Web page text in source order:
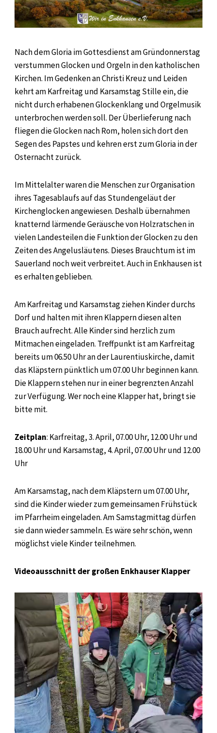
Nach dem Gloria im Gottesdienst am Gründonnerstag
verstummen Glocken und Orgeln in den katholischen
Kirchen. Im Gedenken an Christi Kreuz und Leiden
kehrt am Karfreitag und Karsamstag Stille ein, die
nicht durch erhabenen Glockenklang und Orgelmusik
unterbrochen werden soll. Der Überlieferung nach
fliegen die Glocken nach Rom, holen sich dort den
Segen des Papstes und kehren erst zum Gloria in der
Osternacht zurück.
Im Mittelalter waren die Menschen zur Organisation
ihres Tagesablaufs auf das Stundengeläut der
Kirchenglocken angewiesen. Deshalb übernahmen
knatternd lärmende Geräusche von Holzratschen in
vielen Landesteilen die Funktion der Glocken zu den
Zeiten des Angelusläutens. Dieses Brauchtum ist im
Sauerland noch weit verbreitet. Auch in Enkhausen ist
es erhalten geblieben.
Am Karfreitag und Karsamstag ziehen Kinder durchs
Dorf und halten mit ihren Klappern diesen alten
Brauch aufrecht. Alle Kinder sind herzlich zum
Mitmachen eingeladen. Treffpunkt ist am Karfreitag
bereits um 06.50 Uhr an der Laurentiuskirche, damit
das Kläpstern pünktlich um 07.00 Uhr beginnen kann.
Die Klappern stehen nur in einer begrenzten Anzahl
zur Verfügung. Wer noch eine Klapper hat, bringt sie
bitte mit.
Zeitplan: Karfreitag, 3. April, 07.00 Uhr, 12.00 Uhr und
18.00 Uhr und Karsamstag, 4. April, 07.00 Uhr und 12.00
Uhr
Am Karsamstag, nach dem Kläpstern um 07.00 Uhr,
sind die Kinder wieder zum gemeinsamen Frühstück
im Pfarrheim eingeladen. Am Samstagmittag dürfen
sie dann wieder sammeln. Es wäre sehr schön, wenn
möglichst viele Kinder teilnehmen.
Videoausschnitt der großen Enkhauser Klapper
Video-
Player